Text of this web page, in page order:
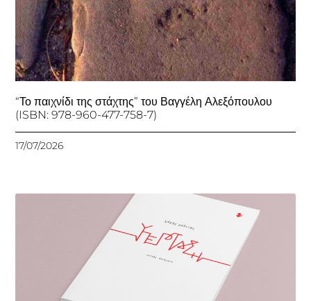
“Το παιχνίδι της στάχτης” του Βαγγέλη Αλεξόπουλου
(ISBN: 978-960-477-758-7)
17/07/2026